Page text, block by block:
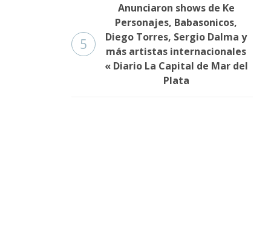
5
Anunciaron shows de Ke
Personajes, Babasonicos,
Diego Torres, Sergio Dalma y
más artistas internacionales
« Diario La Capital de Mar del
Plata